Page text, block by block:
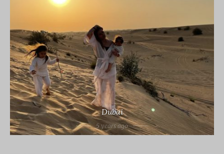
Dubai
5 years ago